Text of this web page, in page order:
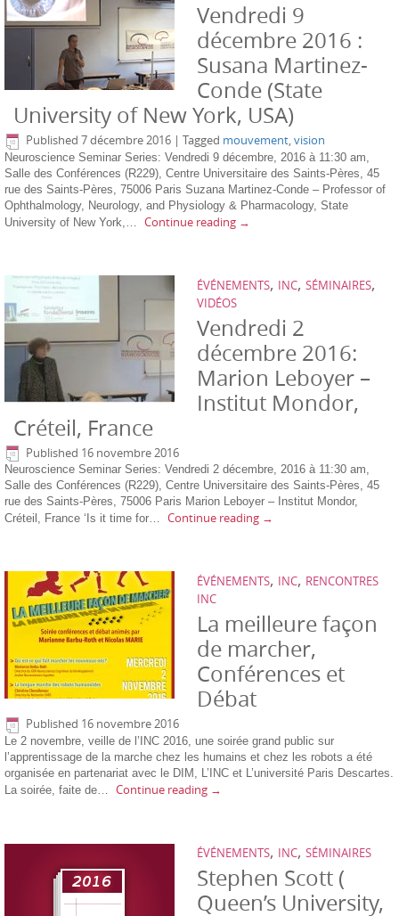
Vendredi 9
décembre 2016 :
Susana Martinez-
Conde (State
University of New York, USA)
Published 7 décembre 2016 | Tagged mouvement,vision
Neuroscience Seminar Series: Vendredi 9 décembre, 2016 à 11:30 am,
Salle des Conférences (R229), Centre Universitaire des Saints-Pères, 45
rue des Saints-Pères, 75006 Paris Suzana Martinez-Conde – Professor of
Ophthalmology, Neurology, and Physiology & Pharmacology, State
University of New York,… Continue reading →
ÉVÉNEMENTS, INC, SÉMINAIRES,
VIDÉOS
Vendredi 2
décembre 2016:
Marion Leboyer –
Institut Mondor,
Créteil, France
Published 16 novembre 2016
Neuroscience Seminar Series: Vendredi 2 décembre, 2016 à 11:30 am,
Salle des Conférences (R229), Centre Universitaire des Saints-Pères, 45
rue des Saints-Pères, 75006 Paris Marion Leboyer – Institut Mondor,
Créteil, France ‘Is it time for… Continue reading →
ÉVÉNEMENTS, INC, RENCONTRES
INC
La meilleure façon
de marcher,
Conférences et
Débat
Published 16 novembre 2016
Le 2 novembre, veille de l’INC 2016, une soirée grand public sur
l’apprentissage de la marche chez les humains et chez les robots a été
organisée en partenariat avec le DIM, L’INC et L’université Paris Descartes.
La soirée, faite de… Continue reading →
ÉVÉNEMENTS, INC, SÉMINAIRES
Stephen Scott (
Queen’s University,